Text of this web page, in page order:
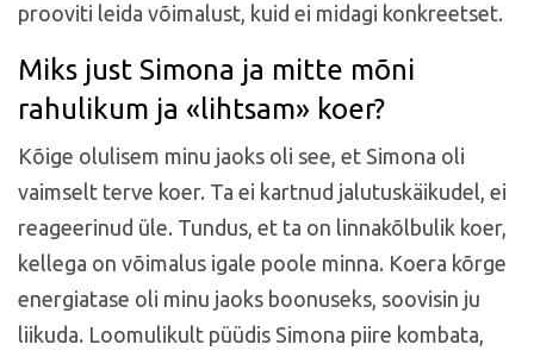
prooviti leida võimalust, kuid ei midagi konkreetset.
Miks just Simona ja mitte mõni
rahulikum ja «lihtsam» koer?
Kõige olulisem minu jaoks oli see, et Simona oli
vaimselt terve koer. Ta ei kartnud jalutuskäikudel, ei
reageerinud üle. Tundus, et ta on linnakõlbulik koer,
kellega on võimalus igale poole minna. Koera kõrge
energiatase oli minu jaoks boonuseks, soovisin ju
liikuda. Loomulikult püüdis Simona piire kombata,